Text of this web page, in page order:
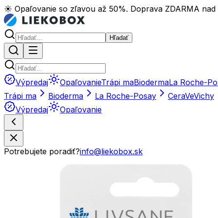
☀️ Opaľovanie so zľavou až 50%. Doprava ZDARMA
Hľadať
Výpredaj OpaľovanieTrápi maBiodermaLa Roche-
Trápi ma
Bioderma La Roche-Posay CeraVeVichy
Výpredaj
Opaľovanie
Potrebujete poradiť?info@liekobox.sk